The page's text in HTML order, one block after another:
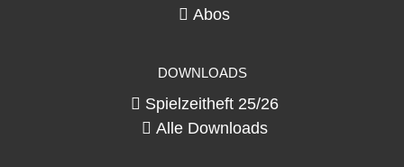
Abos
DOWNLOADS
Spielzeitheft 25/26
Alle Downloads